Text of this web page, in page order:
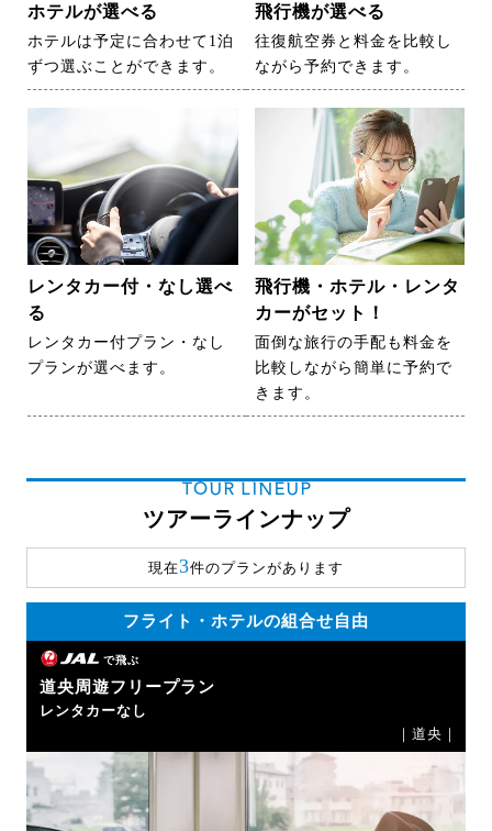
ホテルが選べる
ホテルは予定に合わせて1泊
ずつ選ぶことができます。
飛行機が選べる
往復航空券と料金を比較し
ながら予約できます。
レンタカー付・なし選べ
る
レンタカー付プラン・なし
プランが選べます。
飛行機・ホテル・レンタ
カーがセット！
面倒な旅行の手配も料金を
比較しながら簡単に予約で
きます。
TOUR LINEUP
ツアーラインナップ
現在3件のプランがあります
フライト・ホテルの組合せ自由
で飛ぶ
道央周遊フリープラン
レンタカーなし
｜道央｜